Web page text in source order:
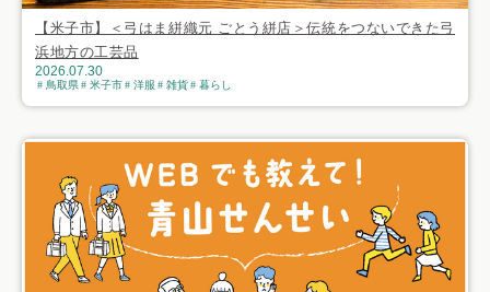
【米子市】＜弓はま絣織元 ごとう絣店＞伝統をつないできた弓
浜地方の工芸品
2026.07.30
鳥取県 米子市 洋服 雑貨 暮らし